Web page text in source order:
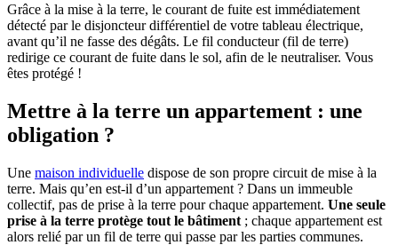
Grâce à la mise à la terre, le courant de fuite est immédiatement
détecté par le disjoncteur différentiel de votre tableau électrique,
avant qu’il ne fasse des dégâts. Le fil conducteur (fil de terre)
redirige ce courant de fuite dans le sol, afin de le neutraliser. Vous
êtes protégé !
Mettre à la terre un appartement : une
obligation ?
Une maison individuelle dispose de son propre circuit de mise à la
terre. Mais qu’en est-il d’un appartement ? Dans un immeuble
collectif, pas de prise à la terre pour chaque appartement. Une seule
prise à la terre protège tout le bâtiment ; chaque appartement est
alors relié par un fil de terre qui passe par les parties communes.